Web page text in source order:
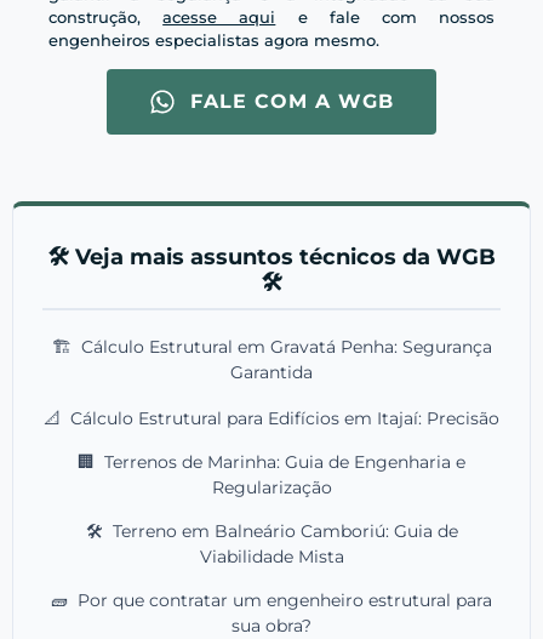
construção,acesse aqui e fale com nossos
engenheiros especialistas agora mesmo.
FALE COM A WGB
🛠️ Veja mais assuntos técnicos da WGB
🛠️
🏗️ Cálculo Estrutural em Gravatá Penha: Segurança
Garantida
📐 Cálculo Estrutural para Edifícios em Itajaí: Precisão
🏢 Terrenos de Marinha: Guia de Engenharia e
Regularização
🛠️ Terreno em Balneário Camboriú: Guia de
Viabilidade Mista
🧱 Por que contratar um engenheiro estrutural para
sua obra?